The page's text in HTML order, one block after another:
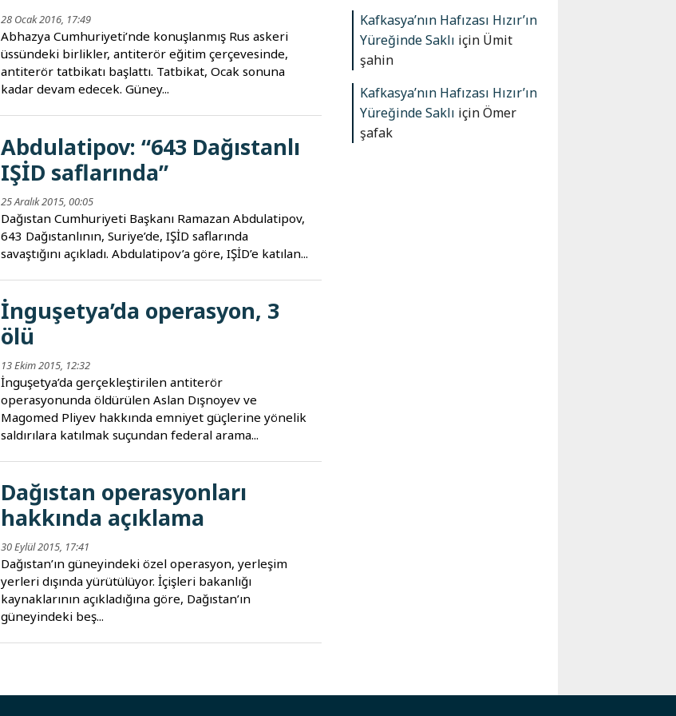
28 Ocak 2016, 17:49
Abhazya Cumhuriyeti’nde konuşlanmış Rus askeri
üssündeki birlikler, antiterör eğitim çerçevesinde,
antiterör tatbikatı başlattı. Tatbikat, Ocak sonuna
kadar devam edecek. Güney...
Abdulatipov: “643 Dağıstanlı
IŞİD saflarında”
25 Aralık 2015, 00:05
Dağıstan Cumhuriyeti Başkanı Ramazan Abdulatipov,
643 Dağıstanlının, Suriye’de, IŞİD saflarında
savaştığını açıkladı. Abdulatipov’a göre, IŞİD’e katılan...
İnguşetya’da operasyon, 3
ölü
13 Ekim 2015, 12:32
İnguşetya’da gerçekleştirilen antiterör
operasyonunda öldürülen Aslan Dışnoyev ve
Magomed Pliyev hakkında emniyet güçlerine yönelik
saldırılara katılmak suçundan federal arama...
Dağıstan operasyonları
hakkında açıklama
30 Eylül 2015, 17:41
Dağıstan’ın güneyindeki özel operasyon, yerleşim
yerleri dışında yürütülüyor. İçişleri bakanlığı
kaynaklarının açıkladığına göre, Dağıstan’ın
güneyindeki beş...
Kafkasya’nın Hafızası Hızır’ın
Yüreğinde Saklı için Ümit
şahin
Kafkasya’nın Hafızası Hızır’ın
Yüreğinde Saklı içinÖmer
şafak